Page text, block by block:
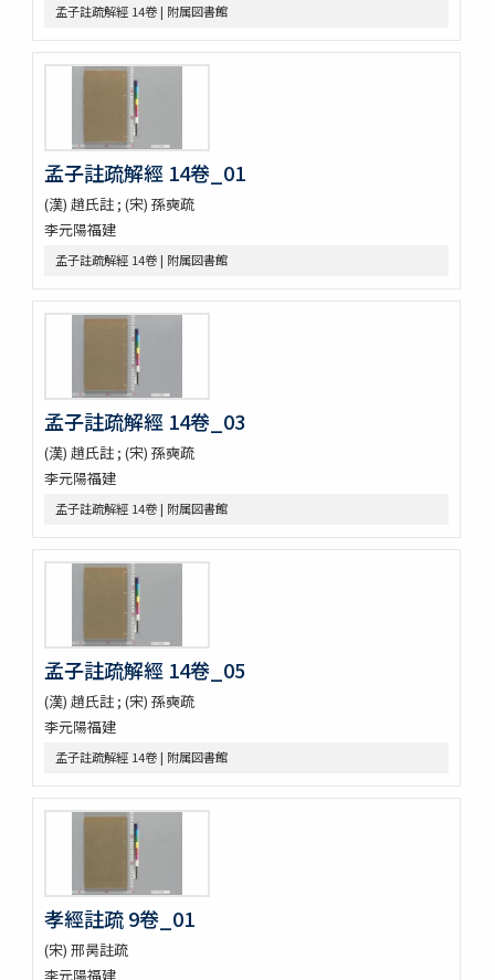
李卓吾先生批点忠義水滸伝
評論出像水滸伝 [E4651]
評論出像水滸伝 [E46_63]
水滸傳語譯 [E4692]
U-PARLセレクション
古今歴代十八史略二巻首一巻
元氏長慶集残五巻
宋版大蔵経零本五巻
論語集解残四巻
纂図附音増広古注千字文三巻
医方大成論一巻
Pagoda de Dakao
Vedische und Sanskrit-Syntax
争春園全伝（アジア）
争春園全伝（総合図書館）
韻府羣玉
One hundred quatrains from the Rubáiyát of Omar
Khayyam
Bản chỉ cách đọc và ý nghīa Annam các chữ nho trong
佛印産薬用植物（下巻）
佛印の政治經濟状況と印度支那人の希望事項
泰・佛印における宣傳戰
佛印文化情報 第五号
薬用植物
A NATURALIST IN WESTERN CHINA
印度哲學小史
曇氏暦稿
宿曜經算曜直章第七・瞿曇氏暦草稿・古今交食考・立世阿毘曇暦
法推歩
宿曜経鈔
梵暦議考巻一・梵暦法數原
五事毘婆沙論口義
阿毘達磨倶舎論略釋私記
阿毘達磨倶舎論 [L_161762]
エジプト学研究のためのデジタル資源／Digital Resources for
Egyptian Studies
Denkmaeler aus Aegypten und Aethiopien
孟子註疏解經 14卷 | 附属図書館
孟子註疏解經 14卷_01
(漢) 趙氏註 ; (宋) 孫奭疏
李元陽福建
孟子註疏解經 14卷 | 附属図書館
孟子註疏解經 14卷_03
(漢) 趙氏註 ; (宋) 孫奭疏
李元陽福建
孟子註疏解經 14卷 | 附属図書館
孟子註疏解經 14卷_05
(漢) 趙氏註 ; (宋) 孫奭疏
李元陽福建
孟子註疏解經 14卷 | 附属図書館
孝經註疏 9卷_01
(宋) 邢昺註疏
李元陽福建